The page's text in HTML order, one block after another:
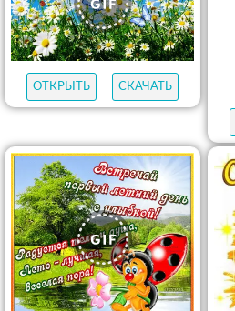
ОТКРЫТЬ СКАЧАТЬ